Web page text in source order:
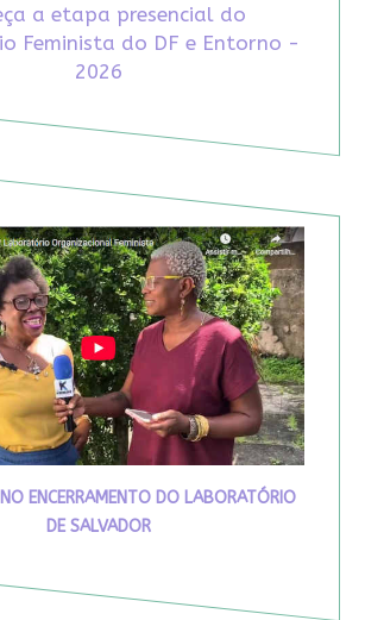
a etapa presencial do
Feminista do DF e Entorno -
2026
ENCERRAMENTO DO LABORATÓRIO
DE SALVADOR